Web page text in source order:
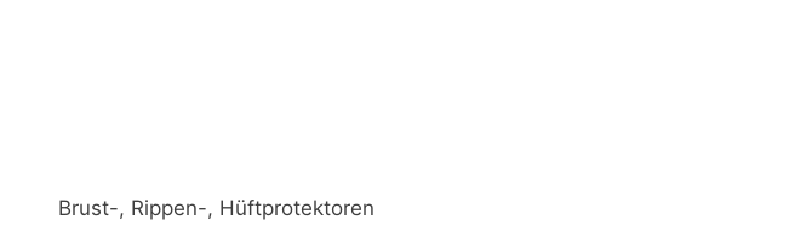
Brust-, Rippen-, Hüftprotektoren